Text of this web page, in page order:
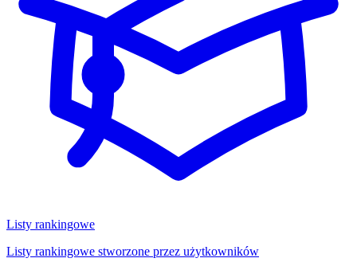
Listy rankingowe
Listy rankingowe stworzone przez użytkowników